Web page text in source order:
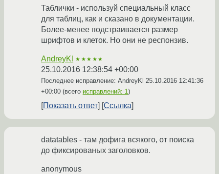
Таблички - используй специальный класс
для таблиц, как и сказано в документации.
Более-менее подстраивается размер
шрифтов и клеток. Но они не респонзив.
AndreyKl ★★★★★
25.10.2016 12:38:54 +00:00
Последнее исправление: AndreyKl 25.10.2016 12:41:36
+00:00 (всего исправлений: 1)
Показать ответ Ссылка
datatables - там дофига всякого, от поиска
до фиксированых заголовков.
anonymous